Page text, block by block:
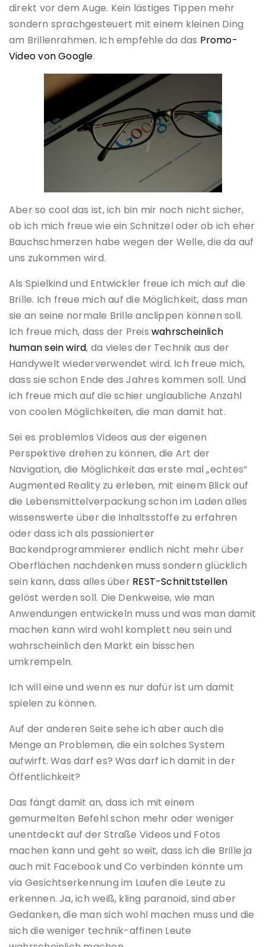
direkt vor dem Auge. Kein lästiges Tippen mehr
sondern sprachgesteuert mit einem kleinen Ding
am Brillenrahmen. Ich empfehle da das Promo-
Video von Google.
Aber so cool das ist, ich bin mir noch nicht sicher,
ob ich mich freue wie ein Schnitzel oder ob ich eher
Bauchschmerzen habe wegen der Welle, die da auf
uns zukommen wird.
Als Spielkind und Entwickler freue ich mich auf die
Brille. Ich freue mich auf die Möglichkeit, dass man
sie an seine normale Brille anclippen können soll.
Ich freue mich, dass der Preis wahrscheinlich
human sein wird, da vieles der Technik aus der
Handywelt wiederverwendet wird. Ich freue mich,
dass sie schon Ende des Jahres kommen soll. Und
ich freue mich auf die schier unglaubliche Anzahl
von coolen Möglichkeiten, die man damit hat.
Sei es problemlos Videos aus der eigenen
Perspektive drehen zu können, die Art der
Navigation, die Möglichkeit das erste mal „echtes“
Augmented Reality zu erleben, mit einem Blick auf
die Lebensmittelverpackung schon im Laden alles
wissenswerte über die Inhaltsstoffe zu erfahren
oder dass ich als passionierter
Backendprogrammierer endlich nicht mehr über
Oberflächen nachdenken muss sondern glücklich
sein kann, dass alles über REST-Schnittstellen
gelöst werden soll. Die Denkweise, wie man
Anwendungen entwickeln muss und was man damit
machen kann wird wohl komplett neu sein und
wahrscheinlich den Markt ein bisschen
umkrempeln.
Ich will eine und wenn es nur dafür ist um damit
spielen zu können.
Auf der anderen Seite sehe ich aber auch die
Menge an Problemen, die ein solches System
aufwirft. Was darf es? Was darf ich damit in der
Öffentlichkeit?
Das fängt damit an, dass ich mit einem
gemurmelten Befehl schon mehr oder weniger
unentdeckt auf der Straße Videos und Fotos
machen kann und geht so weit, dass ich die Brille ja
auch mit Facebook und Co verbinden könnte um
via Gesichtserkennung im Laufen die Leute zu
erkennen. Ja, ich weiß, kling paranoid, sind aber
Gedanken, die man sich wohl machen muss und die
sich die weniger technik-affinen Leute